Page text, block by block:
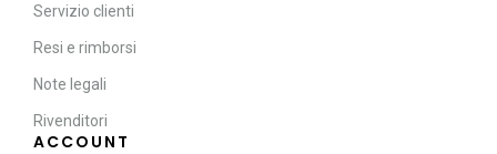
Servizio clienti
Resi e rimborsi
Note legali
Rivenditori
ACCOUNT